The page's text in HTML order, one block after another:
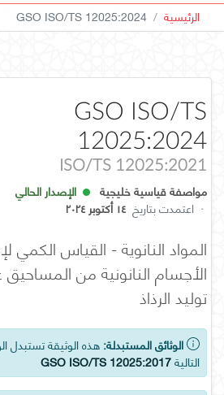
الرئيسية GSO ISO/TS 12025:2024
GSO ISO/TS
12025:2024
ISO/TS 12025:2021
مواصفة قياسية خليجية
الإصدار الحالي
· اعتمدت بتاريخ ١٤ أكتوبر ٢٠٢٤
المواد النانوية - القياس الكمي
الأجسام النانونية من
توليد الرذاذ
الوثائق المستبدلة: هذه الوثيقة تستبدل
التاليةGSO ISO/TS 12025:2017